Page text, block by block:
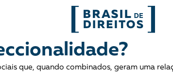
Migrações
que, quando combinados, geram uma